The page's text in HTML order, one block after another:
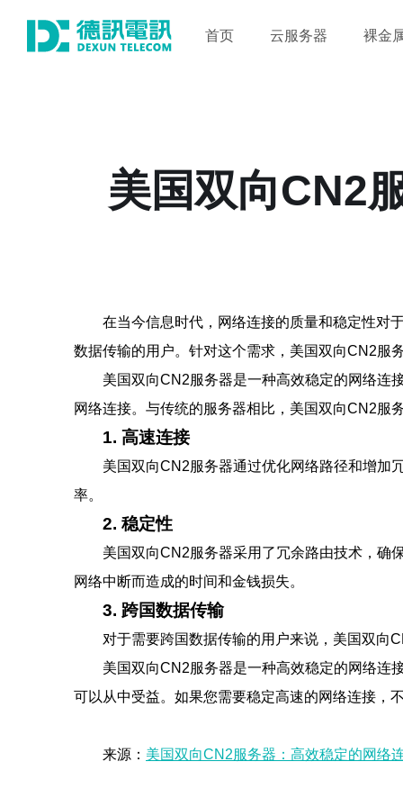
首页 云服务器 裸金
美国双向CN2
在当今信息时代，网络连接的质量和稳定性对
数据传输的用户。针对这个需求，美国双向CN2服
美国双向CN2服务器是一种高效稳定的网络连
网络连接。与传统的服务器相比，美国双向CN2服
1. 高速连接
美国双向CN2服务器通过优化网络路径和增加
率。
2. 稳定性
美国双向CN2服务器采用了冗余路由技术，确
网络中断而造成的时间和金钱损失。
3. 跨国数据传输
对于需要跨国数据传输的用户来说，美国双向
美国双向CN2服务器是一种高效稳定的网络连
可以从中受益。如果您需要稳定高速的网络连接，
来源： 美国双向CN2服务器：高效稳定的网络